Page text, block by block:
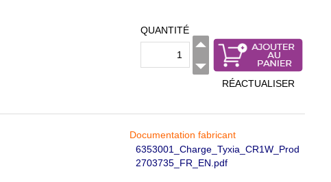
QUANTITÉ
RÉACTUALISER
Documentation fabricant
6353001_Charge_Tyxia_CR1W_Prod
2703735_FR_EN.pdf